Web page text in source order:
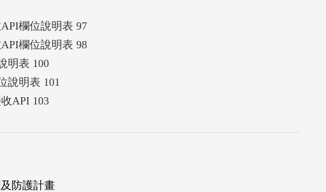
欄位說明表 97
欄位說明表 98
明表 100
說明表 101
API 103
防護計畫